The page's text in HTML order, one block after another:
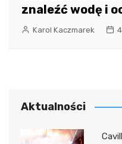
znaleźć wodę i
Karol Kaczmarek
Aktualności